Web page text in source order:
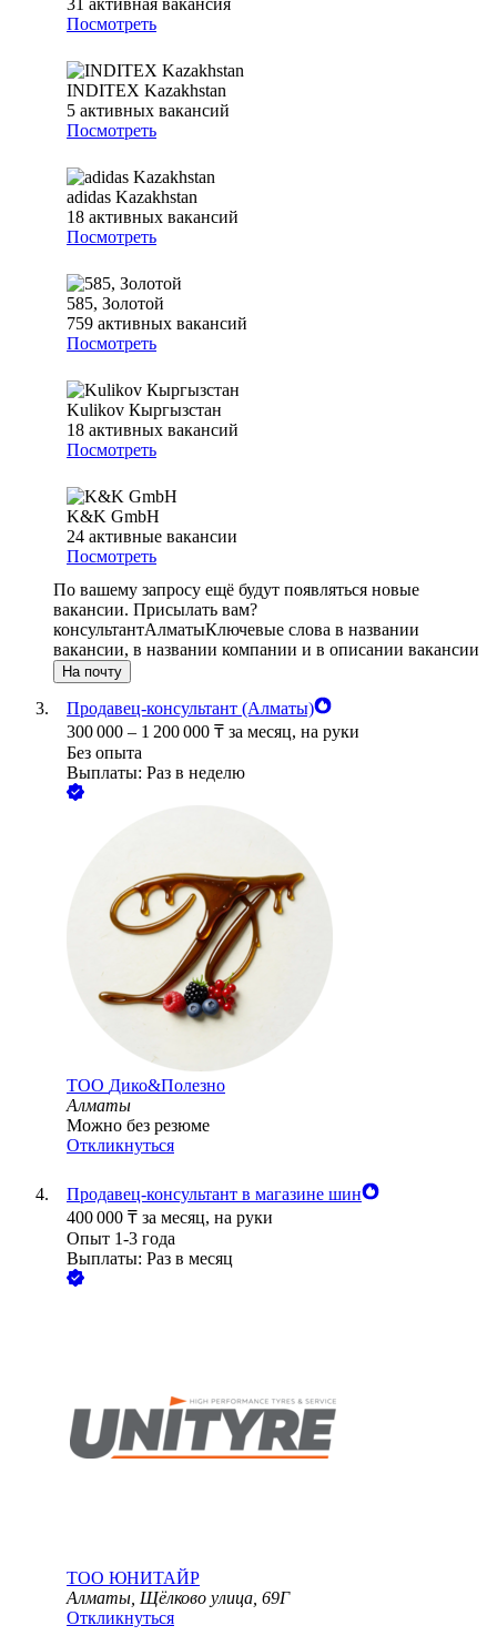
31 активная вакансия
Посмотреть
INDITEX Kazakhstan
5 активных вакансий
Посмотреть
adidas Kazakhstan
18 активных вакансий
Посмотреть
585, Золотой
759 активных вакансий
Посмотреть
Kulikov Кыргызстан
18 активных вакансий
Посмотреть
K&K GmbH
24 активные вакансии
Посмотреть
По вашему запросу ещё будут появляться новые
вакансии. Присылать вам?
консультантАлматыКлючевые слова в названии
вакансии, в названии компании и в описании вакансии
На почту
Продавец-консультант (Алматы)
300 000 – 1 200 000 ₸ за месяц, на руки
Без опыта
Выплаты: Раз в неделю
ТОО Дико&Полезно
Алматы
Можно без резюме
Откликнуться
Продавец-консультант в магазине шин
400 000 ₸ за месяц, на руки
Опыт 1-3 года
Выплаты: Раз в месяц
ТОО ЮНИТАЙР
Алматы, Щёлково улица, 69Г
Откликнуться